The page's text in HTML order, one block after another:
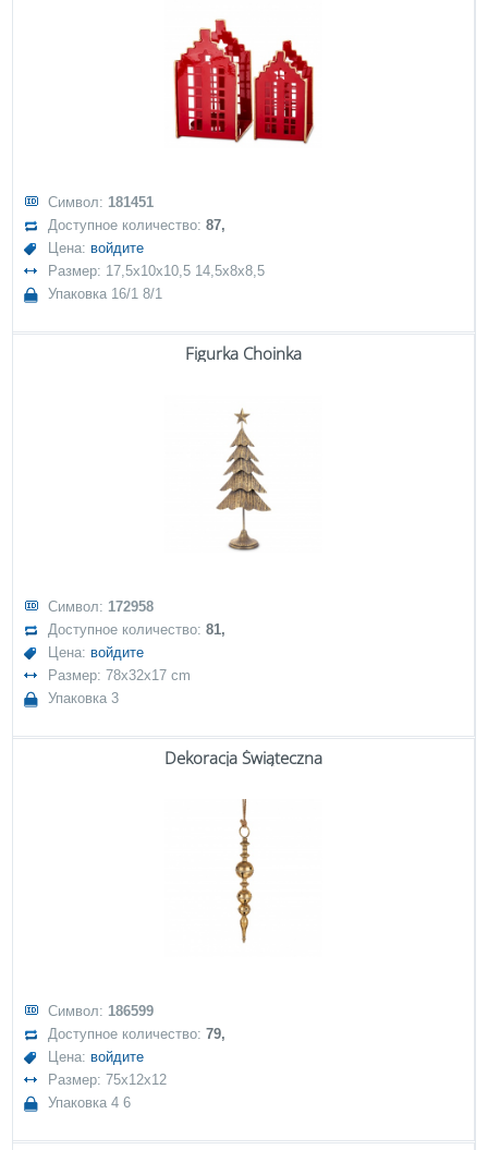
Символ: 181451
Доступное количество:87,
Цена: войдите
Размер: 17,5x10x10,5 14,5x8x8,5
Упаковка 16/1 8/1
Figurka Choinka
Символ: 172958
Доступное количество:81,
Цена: войдите
Размер: 78x32x17 cm
Упаковка 3
Dekoracja Świąteczna
Символ: 186599
Доступное количество:79,
Цена: войдите
Размер: 75x12x12
Упаковка 4 6